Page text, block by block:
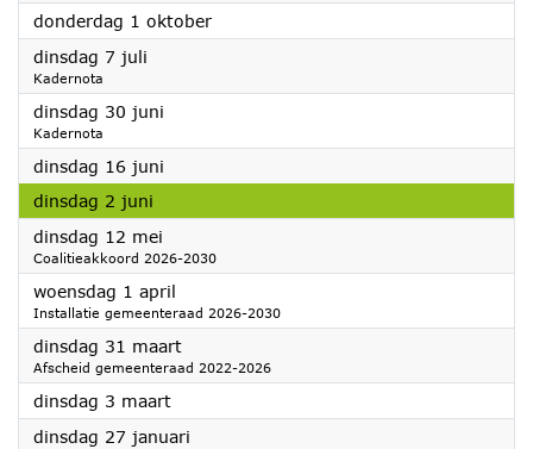
donderdag 1 oktober2026
dinsdag 7 juli
Kadernota
dinsdag 30 juni
Kadernota
dinsdag 16 juni
dinsdag 2 juni
dinsdag 12 mei
Coalitieakkoord 2026-2030
woensdag 1 april
Installatie gemeenteraad 2026-2030
dinsdag 31 maart2026
Afscheid gemeenteraad 2022-2026
dinsdag 3 maart2026
dinsdag 27 januari